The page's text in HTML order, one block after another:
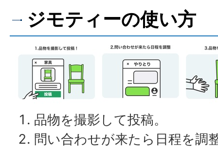
ジモティーの使い方
品物を撮影して投稿。
問い合わせが来たら日程を調